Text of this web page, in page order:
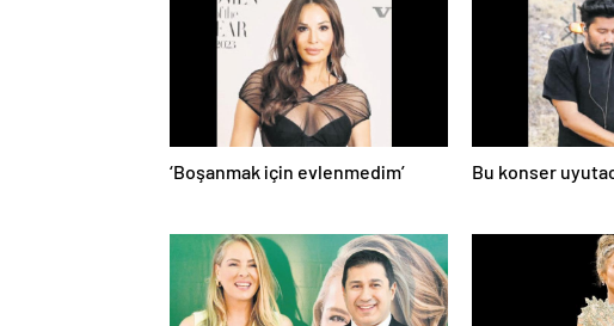
‘Boşanmak için evlenmedim’ Bu konser